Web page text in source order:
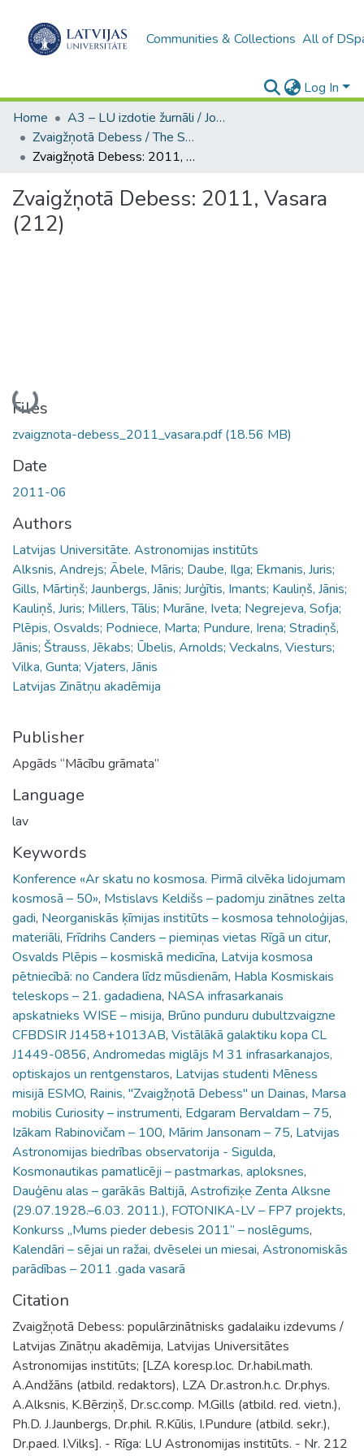
Communities & Collections All of
Log In
Home
A3 – LU izdotie žurnāli / Journals and magazines published by UL
Zvaigžņotā Debess / The Starry Sky
Zvaigžņotā Debess: 2011, Vasara (212)
Zvaigžņotā Debess: 2011, Vasara
(212)
Loading...
Files
zvaigznota-debess_2011_vasara.pdf(18.56 MB)
Date
2011-06
Authors
Latvijas Universitāte. Astronomijas institūts
Alksnis, Andrejs; Ābele, Māris; Daube, Ilga; Ekmanis, Juris;
Gills, Mārtiņš; Jaunbergs, Jānis; Jurģītis, Imants; Kauliņš, Jānis;
Kauliņš, Juris; Millers, Tālis; Murāne, Iveta; Negrejeva, Sofja;
Plēpis, Osvalds; Podniece, Marta; Pundure, Irena; Stradiņš,
Jānis; Štrauss, Jēkabs; Ūbelis, Arnolds; Veckalns, Viesturs;
Vilka, Gunta; Vjaters, Jānis
Latvijas Zinātņu akadēmija
Publisher
Apgāds “Mācību grāmata”
Language
lav
Keywords
Konference «Ar skatu no kosmosa. Pirmā cilvēka lidojumam
kosmosā – 50», Mstislavs Keldišs – padomju zinātnes zelta
gadi, Neorganiskās ķīmijas institūts – kosmosa tehnoloģijas,
materiāli, Frīdrihs Canders – piemiņas vietas Rīgā un citur,
Osvalds Plēpis – kosmiskā medicīna, Latvija kosmosa
pētniecībā: no Candera līdz mūsdienām, Habla Kosmiskais
teleskops – 21. gadadiena, NASA infrasarkanais
apskatnieks WISE – misija, Brūno punduru dubultzvaigzne
CFBDSIR J1458+1013AB, Vistālākā galaktiku kopa CL
J1449-0856, Andromedas miglājs M 31 infrasarkanajos,
optiskajos un rentgenstaros, Latvijas studenti Mēness
misijā ESMO, Rainis, "Zvaigžņotā Debess" un Dainas, Marsa
mobilis Curiosity – instrumenti, Edgaram Bervaldam – 75,
Izākam Rabinovičam – 100, Mārim Jansonam – 75, Latvijas
Astronomijas biedrības observatorija - Sigulda,
Kosmonautikas pamatlicēji – pastmarkas, aploksnes,
Dauģēnu alas – garākās Baltijā, Astrofiziķe Zenta Alksne
(29.07.1928.–6.03. 2011.), FOTONIKA-LV – FP7 projekts,
Konkurss „Mums pieder debesis 2011” – noslēgums,
Kalendāri – sējai un ražai, dvēselei un miesai, Astronomiskās
parādības – 2011 .gada vasarā
Citation
Zvaigžņotā Debess: populārzinātnisks gadalaiku izdevums /
Latvijas Zinātņu akadēmija, Latvijas Universitātes
Astronomijas institūts; [LZA koresp.loc. Dr.habil.math.
A.Andžāns (atbild. redaktors), LZA Dr.astron.h.c. Dr.phys.
A.Alksnis, K.Bērziņš, Dr.sc.comp. M.Gills (atbild. red. vietn.),
Ph.D. J.Jaunbergs, Dr.phil. R.Kūlis, I.Pundure (atbild. sekr.),
Dr.paed. I.Vilks]. - Rīga: LU Astronomijas institūts. - Nr. 212